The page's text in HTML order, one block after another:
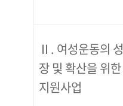
Ⅱ. 여성운동의 성
장 및 확산을 위한
지원사업